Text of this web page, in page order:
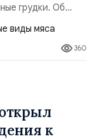
грудки. Об
диетолог из Уфы
портала
вредя даже детям
поскольку
360
к